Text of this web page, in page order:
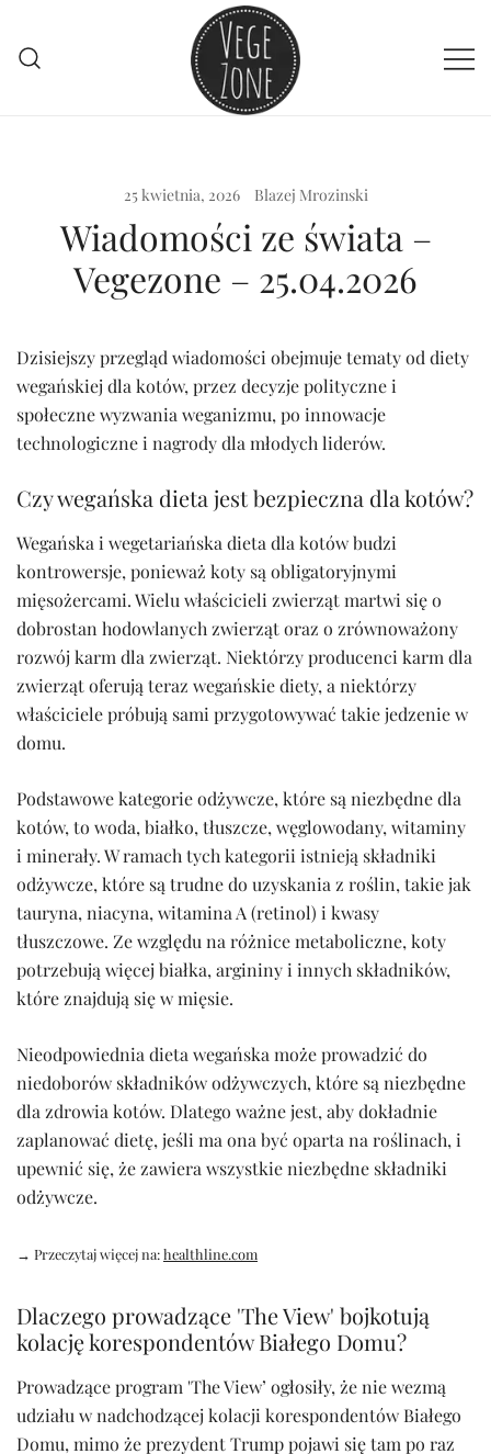
treści
25 kwietnia, 2026 Blazej Mrozinski
Wiadomości ze świata –
Vegezone – 25.04.2026
Dzisiejszy przegląd wiadomości obejmuje tematy od diety
wegańskiej dla kotów, przez decyzje polityczne i
społeczne wyzwania weganizmu, po innowacje
technologiczne i nagrody dla młodych liderów.
Czy wegańska dieta jest bezpieczna dla kotów?
Wegańska i wegetariańska dieta dla kotów budzi
kontrowersje, ponieważ koty są obligatoryjnymi
mięsożercami. Wielu właścicieli zwierząt martwi się o
dobrostan hodowlanych zwierząt oraz o zrównoważony
rozwój karm dla zwierząt. Niektórzy producenci karm dla
zwierząt oferują teraz wegańskie diety, a niektórzy
właściciele próbują sami przygotowywać takie jedzenie w
domu.
Podstawowe kategorie odżywcze, które są niezbędne dla
kotów, to woda, białko, tłuszcze, węglowodany, witaminy
i minerały. W ramach tych kategorii istnieją składniki
odżywcze, które są trudne do uzyskania z roślin, takie jak
tauryna, niacyna, witamina A (retinol) i kwasy
tłuszczowe. Ze względu na różnice metaboliczne, koty
potrzebują więcej białka, argininy i innych składników,
które znajdują się w mięsie.
Nieodpowiednia dieta wegańska może prowadzić do
niedoborów składników odżywczych, które są niezbędne
dla zdrowia kotów. Dlatego ważne jest, aby dokładnie
zaplanować dietę, jeśli ma ona być oparta na roślinach, i
upewnić się, że zawiera wszystkie niezbędne składniki
odżywcze.
→ Przeczytaj więcej na:healthline.com
Dlaczego prowadzące 'The View' bojkotują
kolację korespondentów Białego Domu?
Prowadzące program 'The View’ ogłosiły, że nie wezmą
udziału w nadchodzącej kolacji korespondentów Białego
Domu, mimo że prezydent Trump pojawi się tam po raz